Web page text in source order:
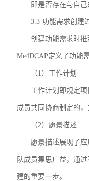
即是否存在与自
3.3 功能需求创建
创建功能需求时推
Me4DCAP定义了功能
（1）工作计划
工作计划即规定
成员共同协商制定的
（2）愿景描述
愿景描述展现了
队成员集思广益，通
建的重要一步。